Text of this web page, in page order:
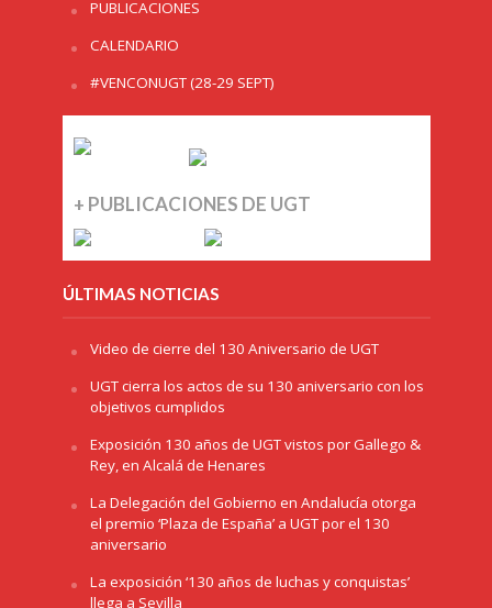
PUBLICACIONES
CALENDARIO
#VENCONUGT (28-29 SEPT)
+ PUBLICACIONES DE UGT
ÚLTIMAS NOTICIAS
Video de cierre del 130 Aniversario de UGT
UGT cierra los actos de su 130 aniversario con los
objetivos cumplidos
Exposición 130 años de UGT vistos por Gallego &
Rey, en Alcalá de Henares
La Delegación del Gobierno en Andalucía otorga
el premio ‘Plaza de España’ a UGT por el 130
aniversario
La exposición ‘130 años de luchas y conquistas’
llega a Sevilla